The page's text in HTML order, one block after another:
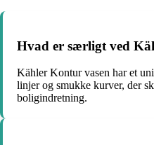
Hvad er særligt ved
Kähler Kontur vasen har et
linjer og smukke kurver, der
boligindretning.